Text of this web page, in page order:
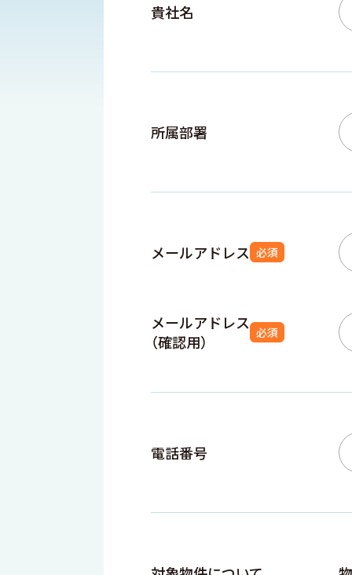
貴社名
所属部署
メールアドレス 必須
メールアドレス
（確認用）
必須
電話番号